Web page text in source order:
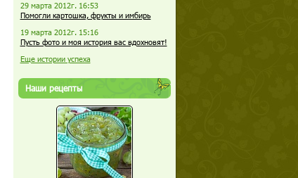
29 марта 2012г. 16:53
Помогли картошка, фрукты и имбирь
19 марта 2012г. 15:16
Пусть фото и моя история вас вдохновят!
Еще истории успеха
Наши рецепты